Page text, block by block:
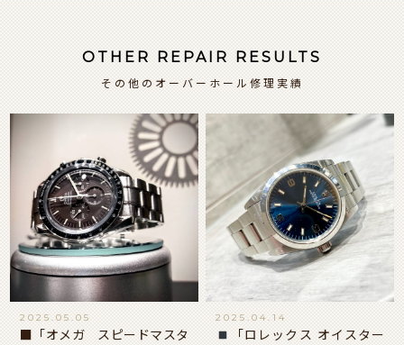
OTHER REPAIR RESULTS
その他のオーバーホール修理実績
2025.05.05
■「オメガ スピードマスタ
2025.04.14
「ロレックス オイスター